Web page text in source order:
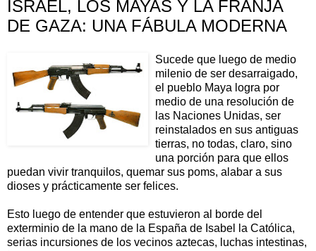
ISRAEL, LOS MAYAS Y LA FRANJA
DE GAZA: UNA FÁBULA MODERNA
Sucede que luego de medio
milenio de ser desarraigado,
el pueblo Maya logra por
medio de una resolución de
las Naciones Unidas, ser
reinstalados en sus antiguas
tierras, no todas, claro, sino
una porción para que ellos
puedan vivir tranquilos, quemar sus poms, alabar a sus
dioses y prácticamente ser felices.
Esto luego de entender que estuvieron al borde del
exterminio de la mano de la España de Isabel la Católica,
serias incursiones de los vecinos aztecas, luchas intestinas,